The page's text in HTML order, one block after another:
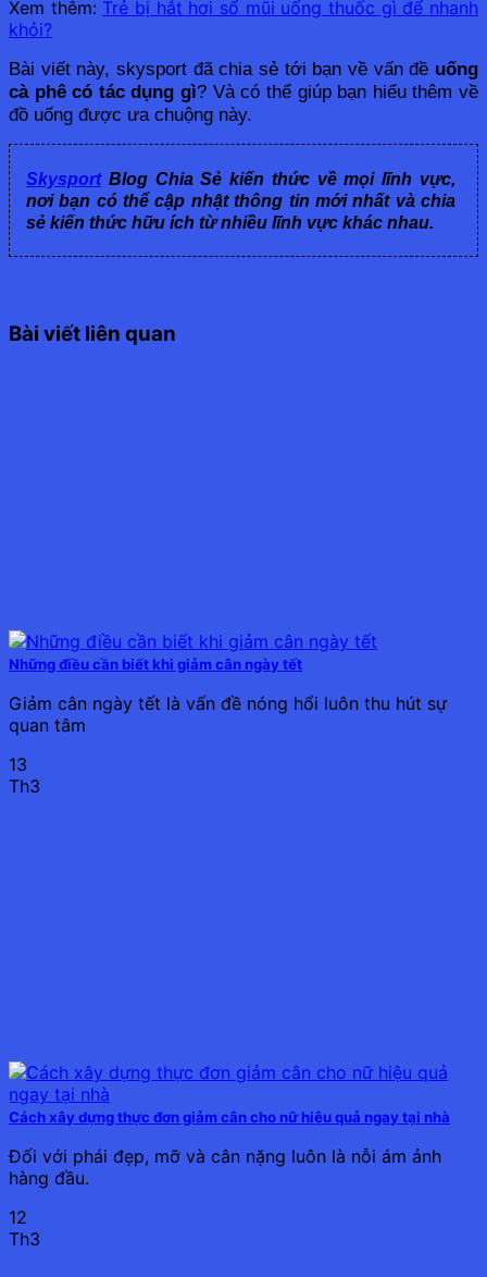
Xem thêm: Trẻ bị hắt hơi sổ mũi uống thuốc gì để nhanh
khỏi?
Bài viết này, skysport đã chia sẻ tới bạn về vấn đề uống
cà phê có tác dụng gì? Và có thể giúp bạn hiểu thêm về
đồ uống được ưa chuộng này.
SkysportBlog Chia Sẻ kiến thức về mọi lĩnh vực,
nơi bạn có thể cập nhật thông tin mới nhất và chia
sẻ kiến thức hữu ích từ nhiều lĩnh vực khác nhau.
Bài viết liên quan
Những điều cần biết khi giảm cân ngày tết
Giảm cân ngày tết là vấn đề nóng hổi luôn thu hút sự
quan tâm
13
Th3
Cách xây dựng thực đơn giảm cân cho nữ hiệu quả ngay tại nhà
Đối với phái đẹp, mỡ và cân nặng luôn là nỗi ám ảnh
hàng đầu.
12
Th3